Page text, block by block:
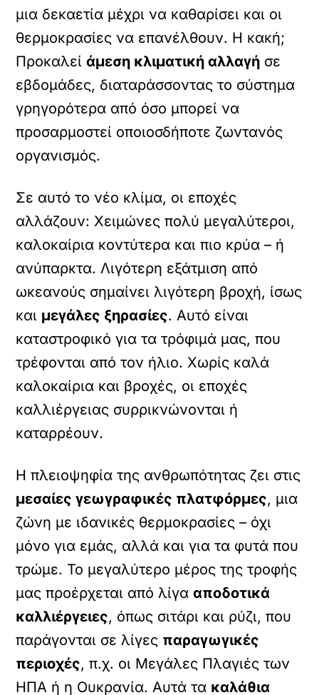
μια δεκαετία μέχρι να καθαρίσει και οι
θερμοκρασίες να επανέλθουν. Η κακή;
Προκαλείάμεση κλιματική αλλαγή σε
εβδομάδες, διαταράσσοντας το σύστημα
γρηγορότερα από όσο μπορεί να
προσαρμοστεί οποιοσδήποτε ζωντανός
οργανισμός.
Σε αυτό το νέο κλίμα, οι εποχές
αλλάζουν: Χειμώνες πολύ μεγαλύτεροι,
καλοκαίρια κοντύτερα και πιο κρύα – ή
ανύπαρκτα. Λιγότερη εξάτμιση από
ωκεανούς σημαίνει λιγότερη βροχή, ίσως
και μεγάλες ξηρασίες. Αυτό είναι
καταστροφικό για τα τρόφιμά μας, που
τρέφονται από τον ήλιο. Χωρίς καλά
καλοκαίρια και βροχές, οι εποχές
καλλιέργειας συρρικνώνονται ή
καταρρέουν.
Η πλειοψηφία της ανθρωπότητας ζει στις
μεσαίες γεωγραφικές πλατφόρμες, μια
ζώνη με ιδανικές θερμοκρασίες – όχι
μόνο για εμάς, αλλά και για τα φυτά που
τρώμε. Το μεγαλύτερο μέρος της τροφής
μας προέρχεται από λίγααποδοτικά
καλλιέργειες, όπως σιτάρι και ρύζι, που
παράγονται σε λίγες παραγωγικές
περιοχές, π.χ. οι Μεγάλες Πλαγιές των
ΗΠΑ ή η Ουκρανία. Αυτά τα καλάθια